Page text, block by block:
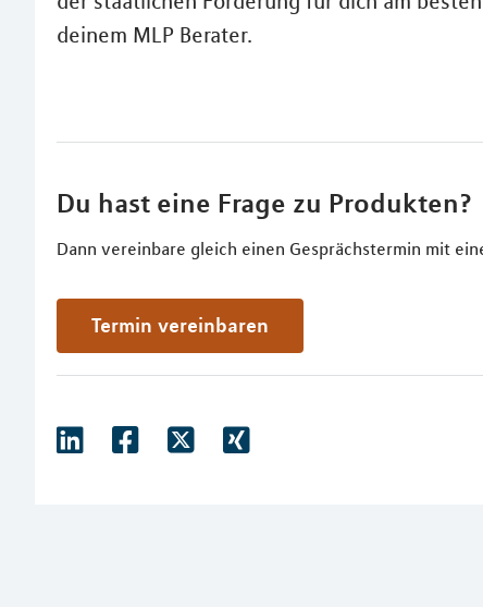
deinem MLP Berater.
Du hast eine Frage zu Produkten?
Dann vereinbare gleich einen Gesprächstermin mit
Termin vereinbaren